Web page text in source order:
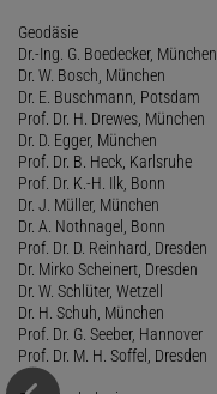
Geodäsie
Dr.-Ing. G. Boedecker, München
Dr. W. Bosch, München
Dr. E. Buschmann, Potsdam
Prof. Dr. H. Drewes, München
Dr. D. Egger, München
Prof. Dr. B. Heck, Karlsruhe
Prof. Dr. K.-H. Ilk, Bonn
Dr. J. Müller, München
Dr. A. Nothnagel, Bonn
Prof. Dr. D. Reinhard, Dresden
Dr. Mirko Scheinert, Dresden
Dr. W. Schlüter, Wetzell
Dr. H. Schuh, München
Prof. Dr. G. Seeber, Hannover
Prof. Dr. M. H. Soffel, Dresden